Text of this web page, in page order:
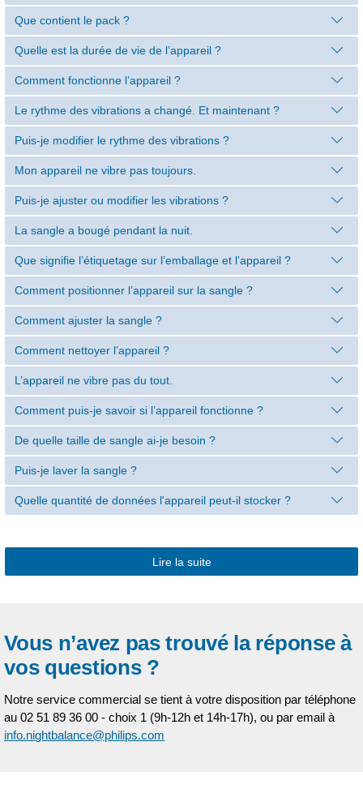
Que contient le pack ?
Quelle est la durée de vie de l’appareil ?
Comment fonctionne l’appareil ?
Le rythme des vibrations a changé. Et maintenant ?
Puis-je modifier le rythme des vibrations ?
Mon appareil ne vibre pas toujours.
Puis-je ajuster ou modifier les vibrations ?
La sangle a bougé pendant la nuit.
Que signifie l’étiquetage sur l’emballage et l’appareil ?
Comment positionner l’appareil sur la sangle ?
Comment ajuster la sangle ?
Comment nettoyer l’appareil ?
L’appareil ne vibre pas du tout.
Comment puis-je savoir si l’appareil fonctionne ?
De quelle taille de sangle ai-je besoin ?
Puis-je laver la sangle ?
Quelle quantité de données l'appareil peut-il stocker ?
Lire la suite
Vous n’avez pas trouvé la réponse à
vos questions ?
Notre service commercial se tient à votre disposition par téléphone
au 02 51 89 36 00 - choix 1 (9h-12h et 14h-17h), ou par email à
info.nightbalance@philips.com